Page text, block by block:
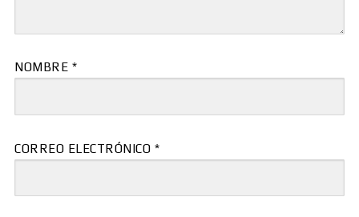
NOMBRE *
CORREO ELECTRÓNICO *